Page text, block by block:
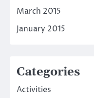
March 2015
January 2015
Categories
Activities